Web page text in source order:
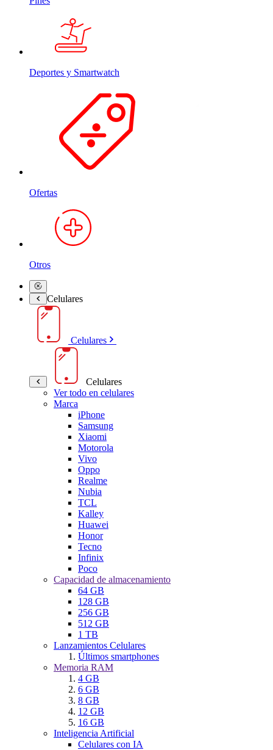
Deportes y Smartwatch
Ofertas
Otros
Celulares
Celulares
Celulares
Ver todo en celulares
Marca
iPhone
Samsung
Xiaomi
Motorola
Vivo
Oppo
Realme
Nubia
TCL
Kalley
Huawei
Honor
Tecno
Infinix
Poco
Capacidad de almacenamiento
64 GB
128 GB
256 GB
512 GB
1 TB
Lanzamientos Celulares
Últimos smartphones
Memoria RAM
4 GB
6 GB
8 GB
12 GB
16 GB
Inteligencia Artificial
Celulares con IA